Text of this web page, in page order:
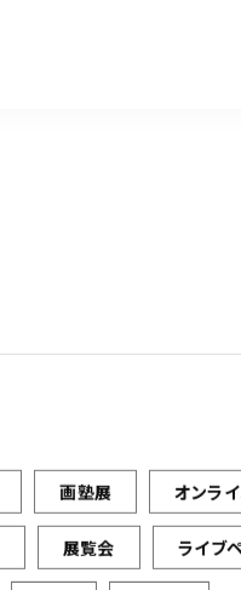
画塾展 オンラ
展覧会 ライブ